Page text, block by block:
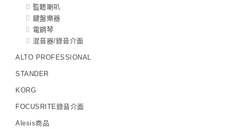
監聽喇叭
鍵盤樂器
電鋼琴
混音器/錄音介面
ALTO PROFESSIONAL
STANDER
KORG
FOCUSRITE錄音介面
Alesis商品